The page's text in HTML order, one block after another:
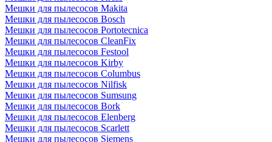
Мешки для пылесосов Makita
Мешки для пылесосов Bosch
Мешки для пылесосов Portotecnica
Мешки для пылесосов CleanFix
Мешки для пылесосов Festool
Мешки для пылесосов Kirby
Мешки для пылесосов Columbus
Мешки для пылесосов Nilfisk
Мешки для пылесосов Sumsung
Мешки для пылесосов Bork
Мешки для пылесосов Elenberg
Мешки для пылесосов Scarlett
Мешки для пылесосов Siemens